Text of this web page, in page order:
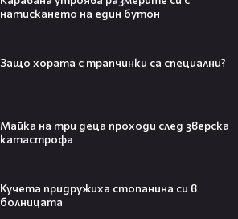
натискането на един бутон
Защо хората с трапчинки са специални?
Майка на три деца проходи след зверска
катастрофа
Кучета придружиха стопанина си в
болницата
пътищата по-безопасни
БАБХ проверява борсата в Първенец
започва тазгодишното издание
Здравей България